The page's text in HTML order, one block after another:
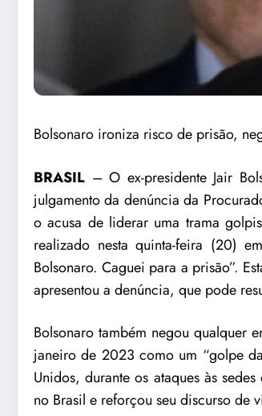
Bolsonaro ironiza risco de prisão,
BRASIL – O ex-presidente Jair
julgamento da denúncia da
o acusa de liderar uma trama
realizado nesta quinta-feira (20)
Bolsonaro. Caguei para a prisão”.
apresentou a denúncia, que pode
Bolsonaro também negou qualquer
janeiro de 2023 como um “golpe
Unidos, durante os ataques às
no Brasil e reforçou seu discurso de